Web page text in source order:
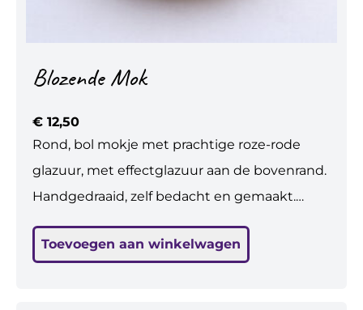
Blozende Mok
€ 12,50
Rond, bol mokje met prachtige roze-rode
glazuur, met effectglazuur aan de bovenrand.
Handgedraaid, zelf bedacht en gemaakt.
Vaatwasbestendig. De ronde vorm ligt prettig
Toevoegen aan winkelwagen